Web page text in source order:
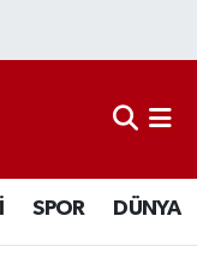
SPOR DÜNYA